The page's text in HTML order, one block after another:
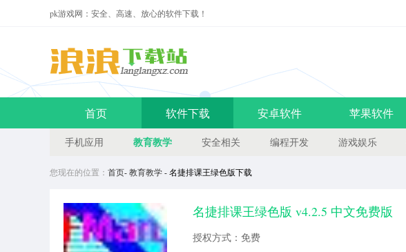
pk游戏网：安全、高速、放心的软件下载！
首页 软件下载 安卓软件 苹果软件
手机应用 教育教学 安全相关 编程开发 游戏娱乐
您现在的位置： 首页-教育教学- 名捷排课王绿色版下载
名捷排课王绿色版 v4.2.5 中文免费版
授权方式：免费